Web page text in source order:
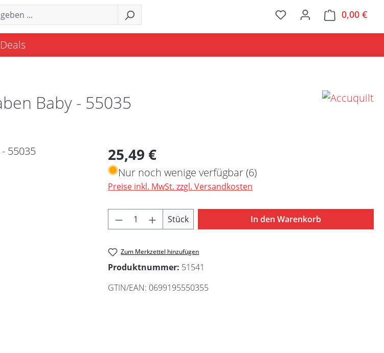
0,00 €
Deals
Baby - 55035
Regulärer Preis:
25,49 €
Nur noch wenige verfügbar (6)
Preise inkl. MwSt. zzgl. Versandkosten
Produkt Anzahl: Gib den gewünschten Wert ein
Stück In den Warenkorb
Zum Merkzettel hinzufügen
Produktnummer: 51541
GTIN/EAN: 0699195550355